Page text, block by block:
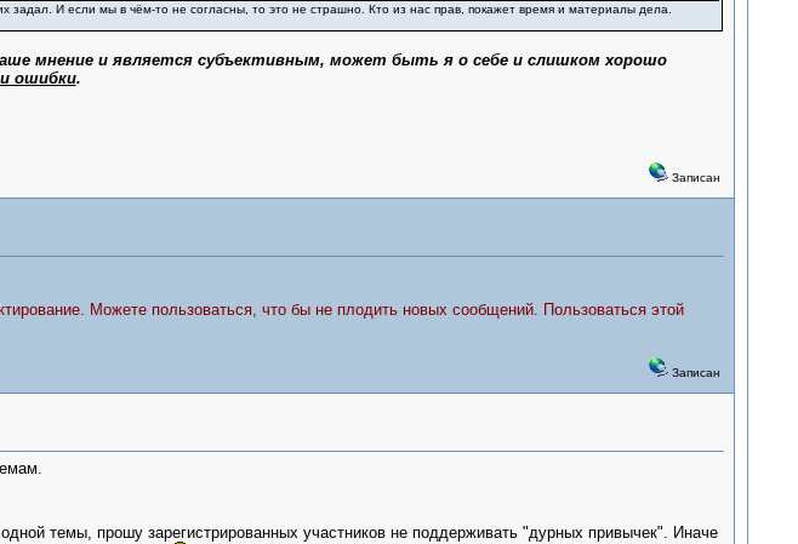
И если мы в чём-то не согласны, то это не страшно. Кто из нас прав, покажет время и материалы дела.
мнение и является субъективным, может быть я о себе и слишком хорошо
ошибки.
Записан
Можете пользоваться, что бы не плодить новых сообщений. Пользоваться этой
Записан
темы, прошу зарегистрированных участников не поддерживать "дурных привычек". Иначе